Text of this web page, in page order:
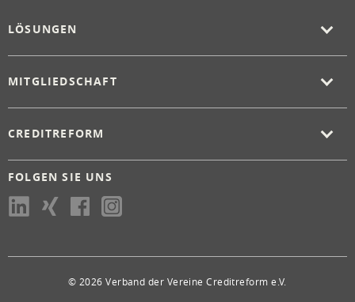
LÖSUNGEN
MITGLIEDSCHAFT
CREDITREFORM
FOLGEN SIE UNS
© 2026 Verband der Vereine Creditreform e.V.